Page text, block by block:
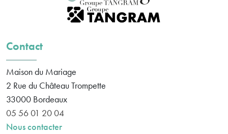
Contact
Maison du Mariage
2 Rue du Château Trompette
33000 Bordeaux
05 56 01 20 04
Nous contacter